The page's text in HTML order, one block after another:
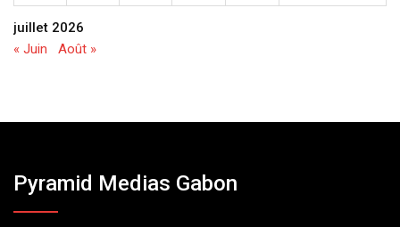
juillet 2026
« Juin Août »
Pyramid Medias Gabon